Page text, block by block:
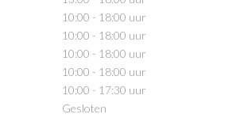
10:00 - 18:00 uur
10:00 - 18:00 uur
10:00 - 18:00 uur
10:00 - 18:00 uur
10:00 - 17:30 uur
Gesloten